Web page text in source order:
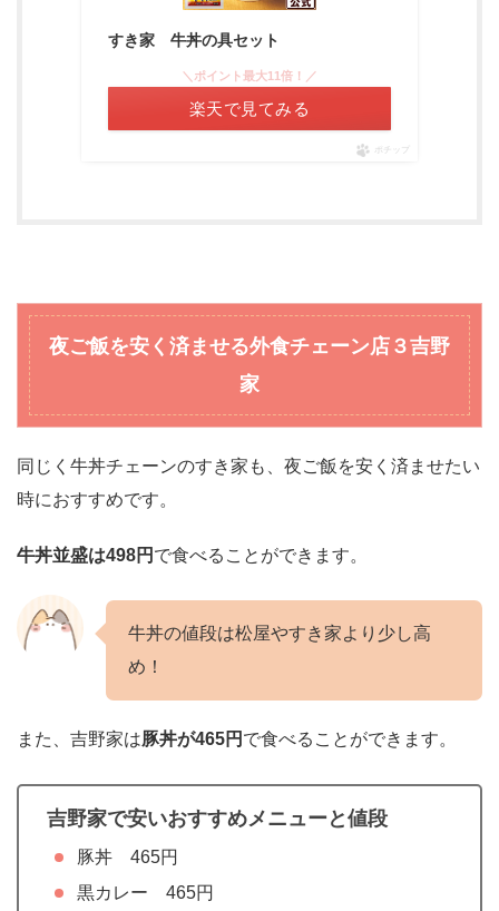
すき家 牛丼の具セット
＼ポイント最大11倍！／
楽天で見てみる
ポチップ
夜ご飯を安く済ませる外食チェーン店 ３吉野
家
同じく牛丼チェーンのすき家も、夜ご飯を安く済ませたい
時におすすめです。
牛丼並盛は498円 で食べることができます。
牛丼の値段は松屋やすき家より少し高
め！
また、吉野家は豚丼が465円 で食べることができます。
吉野家で安いおすすめメニューと値段
豚丼 465円
黒カレー 465円